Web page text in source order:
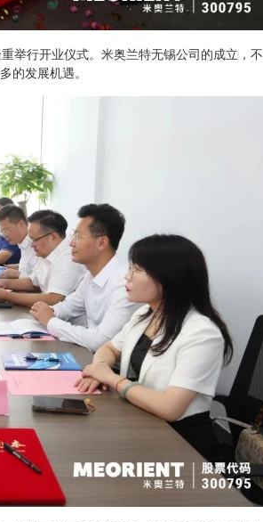
举行开业仪式。米奥兰特无锡公司的成立，不
的发展机遇。